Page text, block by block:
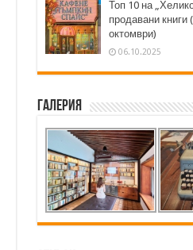
Топ 10 на
продавани книги
октомври)
06.10.2025
Галерия